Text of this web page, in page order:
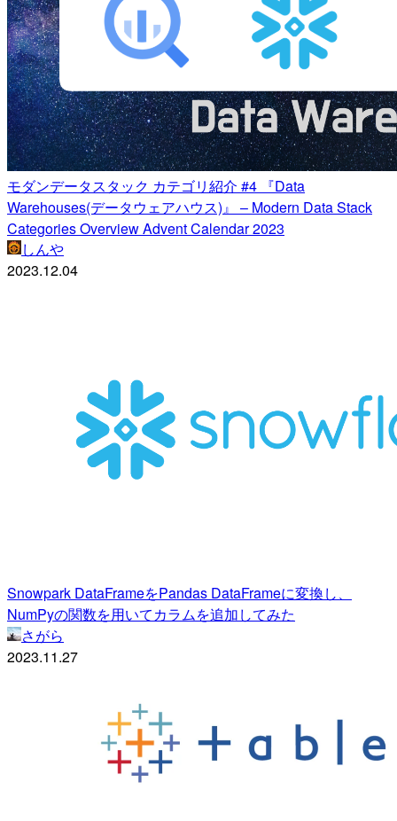
モダンデータスタック カテゴリ紹介 #4 『Data
Warehouses(データウェアハウス)』 – Modern Data Stack
Categories Overview Advent Calendar 2023
しんや
2023.12.04
Snowpark DataFrameをPandas DataFrameに変換し、
NumPyの関数を用いてカラムを追加してみた
さがら
2023.11.27